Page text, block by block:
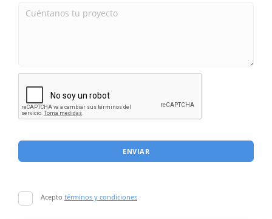
ENVIAR
Acepto términos y condiciones